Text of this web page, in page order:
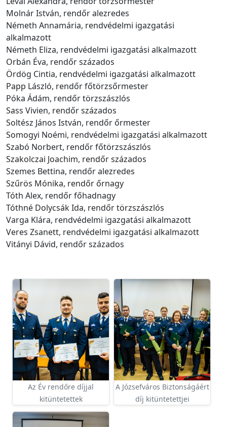
Molnár István, rendőr alezredes
Németh Annamária, rendvédelmi igazgatási
alkalmazott
Németh Eliza, rendvédelmi igazgatási alkalmazott
Orbán Éva, rendőr százados
Ördög Cintia, rendvédelmi igazgatási alkalmazott
Papp László, rendőr főtörzsőrmester
Póka Ádám, rendőr törzszászlós
Sass Vivien, rendőr százados
Soltész János István, rendőr őrmester
Somogyi Noémi, rendvédelmi igazgatási alkalmazott
Szabó Norbert, rendőr főtörzszászlós
Szakolczai Joachim, rendőr százados
Szemes Bettina, rendőr alezredes
Szűrös Mónika, rendőr őrnagy
Tóth Alex, rendőr főhadnagy
Tóthné Dolycsák Ida, rendőr törzszászlós
Varga Klára, rendvédelmi igazgatási alkalmazott
Veres Zsanett, rendvédelmi igazgatási alkalmazott
Vitányi Dávid, rendőr százados
Az Év rendőre díjjal
kitüntetettek
A Józsefváros Biztonságáért
díj kitüntetettjei